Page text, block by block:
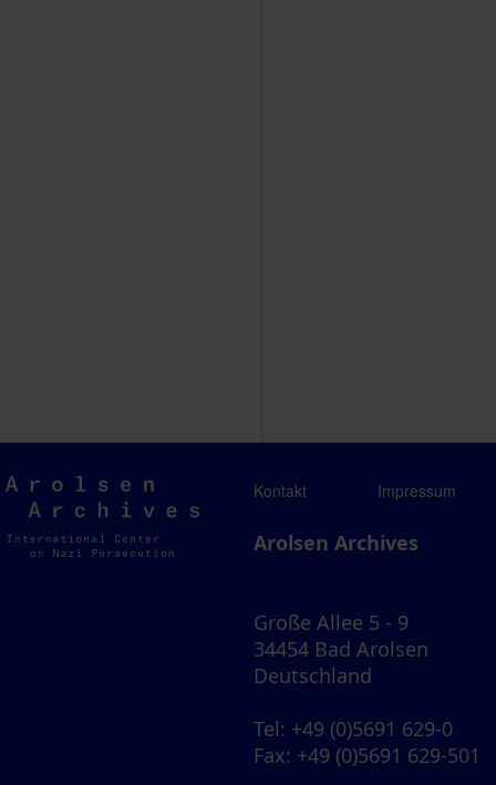
Arolsen
Archives
Kontakt Impressum
Arolsen Archives
Große Allee 5 - 9
34454 Bad Arolsen
Deutschland
Tel: +49 (0)5691 629-0
Fax: +49 (0)5691 629-501